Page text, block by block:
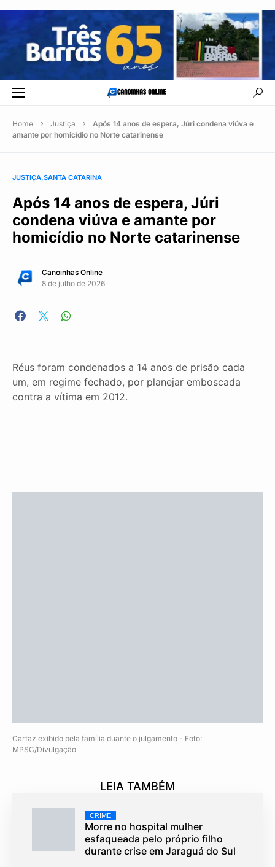
Home Justiça
Após 14 anos de espera, Júri condena viúva e
amante por homicídio no Norte catarinense
JUSTIÇA SANTA CATARINA
Após 14 anos de espera, Júri
condena viúva e amante por
homicídio no Norte catarinense
Canoinhas Online
8 de julho de 2026
Réus foram condenados a 14 anos de prisão cada
um, em regime fechado, por planejar emboscada
contra a vítima em 2012.
Cartaz exibido pela família duante o julgamento - Foto:
MPSC/Divulgação
LEIA TAMBÉM
CRIME
Morre no hospital mulher
esfaqueada pelo próprio filho
durante crise em Jaraguá do Sul